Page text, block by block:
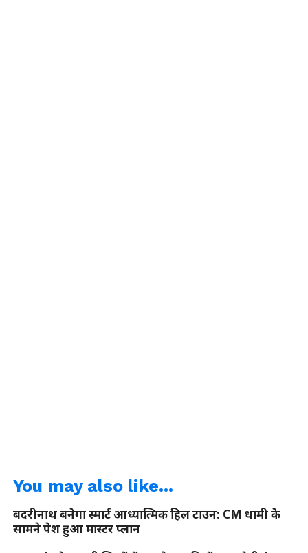
You may also like...
बदरीनाथ बनेगा स्मार्ट आध्यात्मिक हिल टाउन: CM धामी के
सामने पेश हुआ मास्टर प्लान